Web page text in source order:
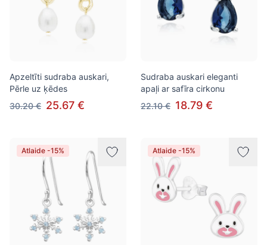
Apzeltīti sudraba auskari,
Pērle uz ķēdes
30.20 € 25.67 €
Sudraba auskari eleganti
apaļi ar safīra cirkonu
22.10 € 18.79 €
Atlaide -15% Atlaide -15%